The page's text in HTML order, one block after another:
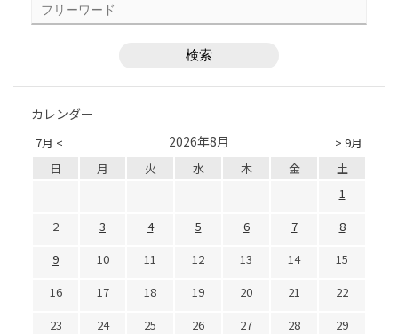
カレンダー
7月 < > 9月
2026年8月
日 月 火 水 木 金
土
1
2
3 4 5 6 7
8
9
10 11 12 13 14
15
16
17 18 19 20 21
22
23
24 25 26 27 28
29